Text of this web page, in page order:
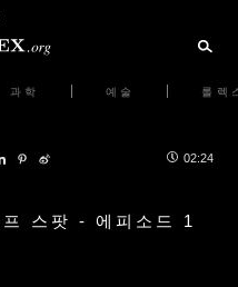
과학 예술 롤렉
02:24
스팟 - 에피소드 1